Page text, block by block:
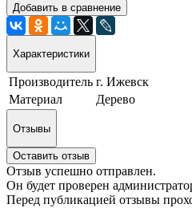
Добавить в сравнение
Характеристики
Производитель г. Ижевск
Материал
Дерево
Отзывы
Оставить отзыв
Отзыв успешно отправлен.
Он будет проверен
Перед публикацией отзывы